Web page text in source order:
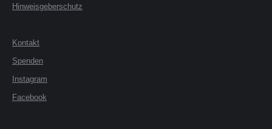
Hinweisgeberschutz
Kontakt
Spenden
Instagram
Facebook